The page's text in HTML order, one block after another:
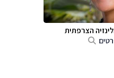
הצרפתית